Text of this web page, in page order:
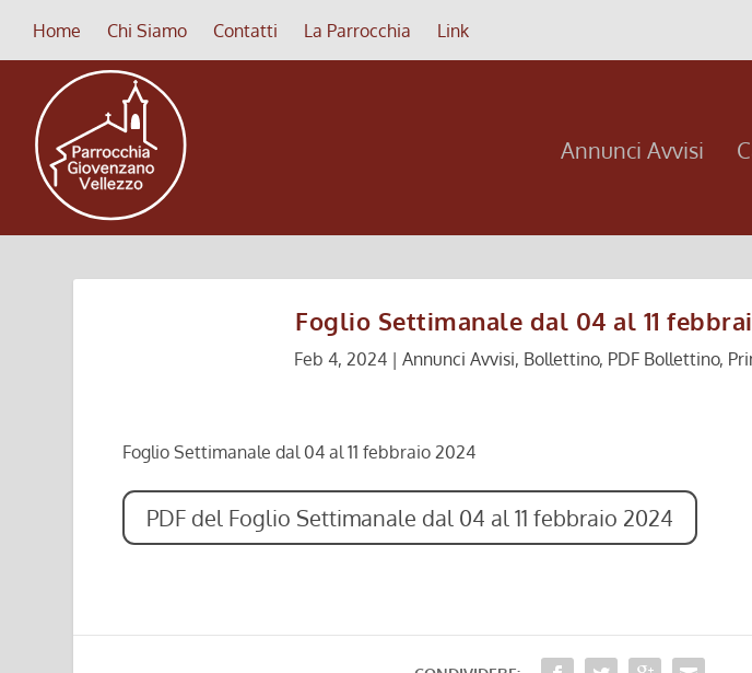
Home Chi Siamo Contatti La Parrocchia Link
Annunci Avvisi
Foglio Settimanale dal 04 al 11
Feb 4, 2024| Annunci Avvisi, Bollettino, PDF Bollettino,
Foglio Settimanale dal 04 al 11 febbraio 2024
PDF del Foglio Settimanale dal 04 al 11 febbraio 2024